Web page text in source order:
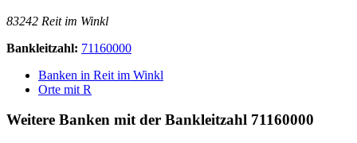
83242 Reit im Winkl
Bankleitzahl: 71160000
Banken in Reit im Winkl
Orte mit R
Weitere Banken mit der Bankleitzahl 71160000